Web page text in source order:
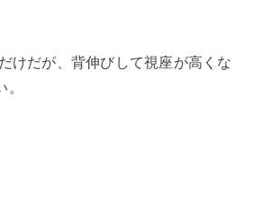
けだが、背伸びして視座が高くな